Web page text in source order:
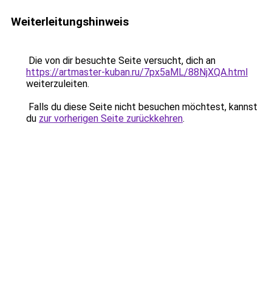
Weiterleitungshinweis
Die von dir besuchte Seite versucht, dich an
https://artmaster-kuban.ru/7px5aML/88NjXQA.html
weiterzuleiten.
Falls du diese Seite nicht besuchen möchtest, kannst
du zur vorherigen Seite zurückkehren.